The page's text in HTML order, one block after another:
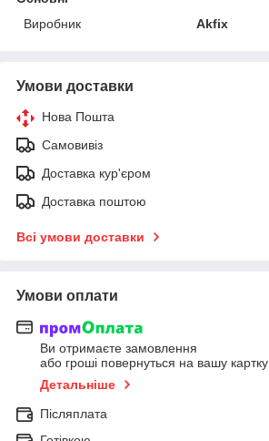
Виробник
Akfix
Умови доставки
Нова Пошта
Самовивіз
Доставка кур'єром
Доставка поштою
Всі умови доставки
Умови оплати
Ви отримаєте замовлення
або гроші повернуться на вашу картку
Детальніше
Післяплата